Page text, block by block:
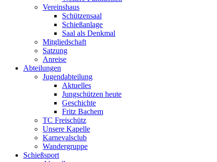
Vereinshaus
Schützensaal
Schießanlage
Saal als Denkmal
Mitgliedschaft
Satzung
Anreise
Abteilungen
Jugendabteilung
Aktuelles
Jungschützen heute
Geschichte
Fritz Bachem
TC Freischütz
Unsere Kapelle
Karnevalsclub
Wandergruppe
Schießsport